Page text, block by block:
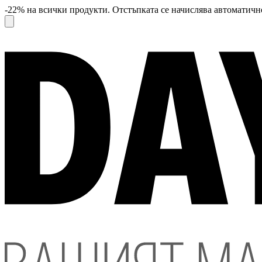
-22% на всички продукти. Отстъпката се начислява